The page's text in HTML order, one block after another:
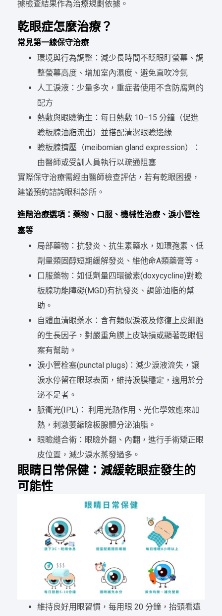
據檢查結果作為治療規劃依據。
乾眼症怎麼治療？
常見第一線保守治療
環境與行為調整：減少長時間不眨眼盯螢幕、調
整螢幕高度、增加室內濕度、避免直吹冷氣
人工淚液：少量多次，重症者使用不含防腐劑的
配方
熱敷與眼瞼衛生：每日熱敷 10–15 分鐘（促進
瞼板腺油脂流出）並搭配清潔眼瞼邊緣
瞼板腺擠壓（meibomian gland expression）：
由醫師或受訓人員執行以疏通阻塞
實際保守治療需經由醫師檢查評估，若有乾眼困擾，
建議預約諮詢眼科診所。
進階治療選項：藥物、口服、機械性治療、淚小管栓
塞等
局部藥物：抗發炎、抗生素藥水，如環孢素、低
劑量類固醇短期緩解發炎、維他命A類藥膏等。
口服藥物：如低劑量四環黴素(doxycycline)對瞼
板腺功能障礙(MGD)有抗發炎、調節油脂的幫
助。
自體血清眼藥水：含有類似淚液及修復上皮細胞
的生長因子，對嚴重角膜上皮缺損或顯著乾眼個
案有幫助。
淚小管栓塞(punctal plugs)：減少淚液流失，讓
淚水停留在眼球表面，維持淚膜穩定，適用於分
泌不足者。
脈衝光(IPL)： 利用光熱作用、光化學效應來加
熱，刺激萎縮瞼板腺體分泌油脂。
眼瞼縫合術：眼瞼外翻、內翻，進行手術矯正眼
皮位置，減少淚水蒸發過多。
眼睛日常保健：減緩乾眼症發生的
可能性
維持良好用眼習慣，每用眼 20 分鐘，抬頭看遠